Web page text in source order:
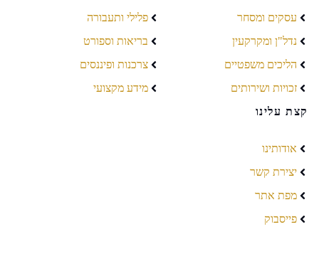
עסקים ומסחר
נדל"ן ומקרקעין
הליכים משפטיים
זכויות ושירותים
פלילי ותעבורה
בריאות וספורט
צרכנות ופיננסים
מידע מקצועי
קצת עלינו
אודותינו
יצירת קשר
מפת אתר
פייסבוק